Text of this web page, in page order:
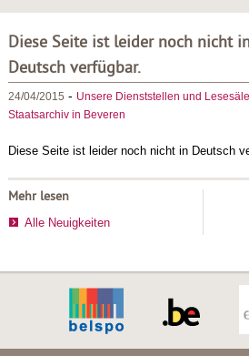
Diese Seite ist leider noch nicht
Deutsch verfügbar.
24/04/2015 - Unsere Dienststellen und Lesesäle
Staatsarchiv in Beveren
Diese Seite ist leider noch nicht in Deutsch
Mehr lesen
Alle Neuigkeiten